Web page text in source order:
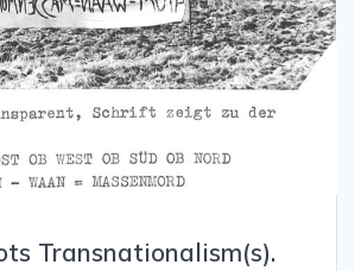
Transnationalism(s).